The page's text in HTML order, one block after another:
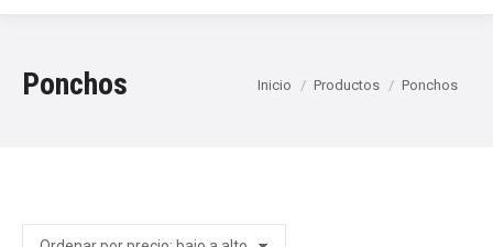
Ponchos Estás aquí:
Inicio Productos Ponchos